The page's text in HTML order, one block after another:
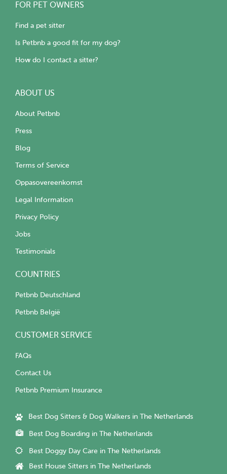
FOR PET OWNERS
Find a pet sitter
Is Petbnb a good fit for my dog?
How do I contact a sitter?
ABOUT US
About Petbnb
Press
Blog
Terms of Service
Oppasovereenkomst
Legal Information
Privacy Policy
Jobs
Testimonials
COUNTRIES
Petbnb Deutschland
Petbnb België
CUSTOMER SERVICE
FAQs
Contact Us
Petbnb Premium Insurance
Best Dog Sitters & Dog Walkers in The Netherlands
Best Dog Boarding in The Netherlands
Best Doggy Day Care in The Netherlands
Best House Sitters in The Netherlands